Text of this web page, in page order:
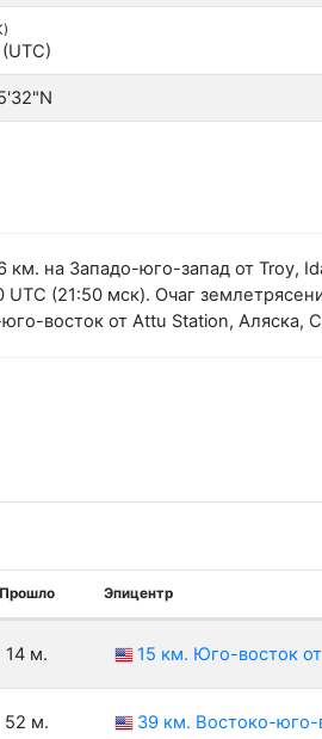
км. на Западо-юго-запад от
(21:50 мск). Очаг
восток от Attu Station,
Прошло Эпицентр
14 м. 15 км. Юго-восток
52 м. 39 км. Востоко-юго-